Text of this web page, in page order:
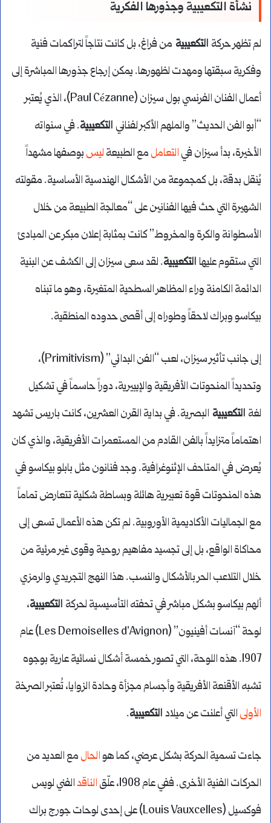
نشأة التكعيبية وجذورها الفكرية
لم تظهر حركة التكعيبية من فراغ، بل كانت نتاجاً لتراكمات فنية
وفكرية سبقتها ومهدت لظهورها. يمكن إرجاع جذورها المباشرة إلى
أعمال الفنان الفرنسي بول سيزان (Paul Cézanne)، الذي يُعتبر
“أبو الفن الحديث” والملهم الأكبر لفناني التكعيبية. في سنواته
الأخيرة، بدأ سيزان في التعامل مع الطبيعة ليس بوصفها مشهداً
يُنقل بدقة، بل كمجموعة من الأشكال الهندسية الأساسية. مقولته
الشهيرة التي حث فيها الفنانين على “معالجة الطبيعة من خلال
الأسطوانة والكرة والمخروط” كانت بمثابة إعلان مبكر عن المبادئ
التي ستقوم عليها التكعيبية. لقد سعى سيزان إلى الكشف عن البنية
الدائمة الكامنة وراء المظاهر السطحية المتغيرة، وهو ما تبناه
بيكاسو وبراك لاحقاً وطوراه إلى أقصى حدوده المنطقية.
إلى جانب تأثير سيزان، لعب “الفن البدائي” (Primitivism)،
وتحديداً المنحوتات الأفريقية والإيبيرية، دوراً حاسماً في تشكيل
لغة التكعيبية البصرية. في بداية القرن العشرين، كانت باريس تشهد
اهتماماً متزايداً بالفن القادم من المستعمرات الأفريقية، والذي كان
يُعرض في المتاحف الإثنوغرافية. وجد فنانون مثل بابلو بيكاسو في
هذه المنحوتات قوة تعبيرية هائلة وبساطة شكلية تتعارض تماماً
مع الجماليات الأكاديمية الأوروبية. لم تكن هذه الأعمال تسعى إلى
محاكاة الواقع، بل إلى تجسيد مفاهيم روحية وقوى غير مرئية من
خلال التلاعب الحر بالأشكال والنسب. هذا النهج التجريدي والرمزي
ألهم بيكاسو بشكل مباشر في تحفته التأسيسية لحركة التكعيبية،
لوحة “آنسات أفينيون” (Les Demoiselles d’Avignon) عام
1907. هذه اللوحة، التي تصور خمسة أشكال نسائية عارية بوجوه
تشبه الأقنعة الأفريقية وأجسام مجزأة وحادة الزوايا، تُعتبر الصرخة
الأولى التي أعلنت عن ميلاد التكعيبية.
جاءت تسمية الحركة بشكل عرضي، كما هوالحال مع العديد من
الحركات الفنية الأخرى. ففي عام 1908، علّق
الناقدالفني لويس
فوكسيل (Louis Vauxcelles) على إحدى لوحات جورج براك